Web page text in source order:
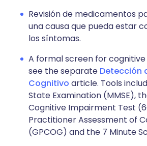
Revisión de medicamentos
una causa que pueda estar
los síntomas.
A formal screen for
see the separate Detección
Cognitivo article. Tools
State Examination (MMSE),
Cognitive Impairment Test
Practitioner Assessment of
(GPCOG) and the 7 Minute